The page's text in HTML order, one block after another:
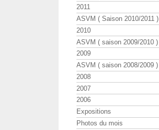
2011
ASVM ( Saison 2010/2011 )
2010
ASVM ( saison 2009/2010 )
2009
ASVM ( saison 2008/2009 )
2008
2007
2006
Expositions
Photos du mois